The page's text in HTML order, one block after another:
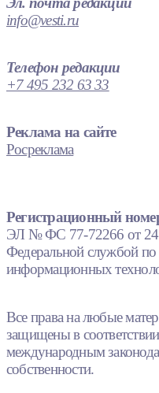
info@vesti.ru
Телефон редакции
+7 495 232 63 33
Реклама на сайте
Росреклама
Регистрационный
ЭЛ № ФС 77-72266 от
Федеральной службой по
информационных
Все права на любые
защищены в
международным
собственности.